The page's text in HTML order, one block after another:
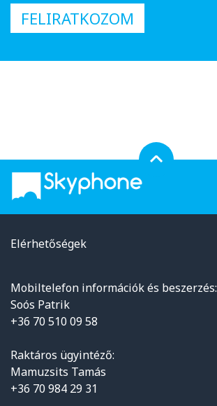
FELIRATKOZOM
Elérhetőségek
Mobiltelefon információk és beszerzés:
Soós Patrik
+36 70 510 09 58
Raktáros ügyintéző:
Mamuzsits Tamás
+36 70 984 29 31